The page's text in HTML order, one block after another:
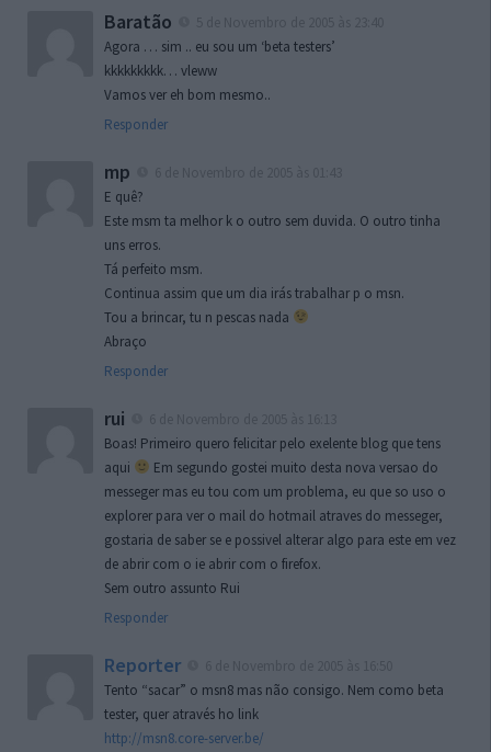
Baratão
Agora … sim .. eu sou um ‘beta testers’
kkkkkkkkk… vleww
Vamos ver eh bom mesmo..
Responder
mp
E quê?
Este msm ta melhor k o outro sem duvida. O outro tinha
uns erros.
Tá perfeito msm.
Continua assim que um dia irás trabalhar p o msn.
Tou a brincar, tu n pescas nada
Abraço
Responder
rui
Boas! Primeiro quero felicitar pelo exelente blog que tens
aqui
Em segundo gostei muito desta nova versao do
messeger mas eu tou com um problema, eu que so uso o
explorer para ver o mail do hotmail atraves do messeger,
gostaria de saber se e possivel alterar algo para este em vez
de abrir com o ie abrir com o firefox.
Sem outro assunto Rui
Responder
Reporter
Tento “sacar” o msn8 mas não consigo. Nem como beta
tester, quer através ho link
http://msn8.core-server.be/